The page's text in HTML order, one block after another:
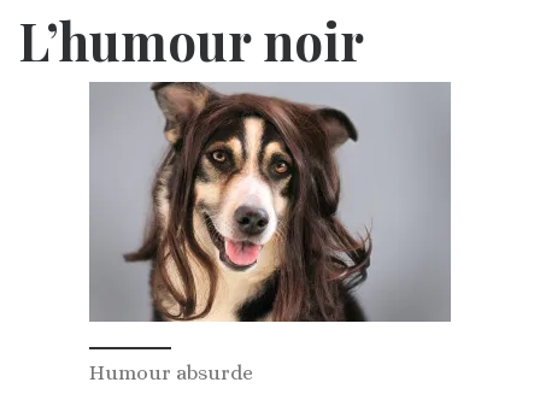
L’humour noir
Humour absurde